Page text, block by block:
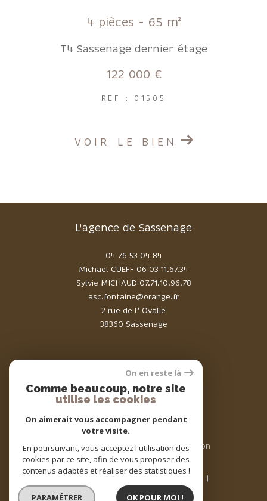
4 pièces - 65 m²
T4 Sassenage dernier étage
122 000 €
REF : 01505
VOIR LE BIEN
L'agence de Sassenage
04 76 53 04 84
2 rue de l' Ovalie
38360 Sassenage
Michael CUEFF 06 03 11.67.34
Sylvie MICHAUD 07.71.10.96.78
asc.fontaine@orange.fr
Adhérents
© 2026 | Tous droits réservés | Traduction
powered by Google |
Nos honoraires
Plan du site
Mentions légales
Nos liens
Politique RGPD
On en reste là
Comme beaucoup, notre site
utilise les cookies
On aimerait vous accompagner pendant
votre visite.
En poursuivant, vous acceptez l'utilisation des
cookies par ce site, afin de vous proposer des
contenus adaptés et réaliser des statistiques !
PARAMÉTRER OK POUR MOI !